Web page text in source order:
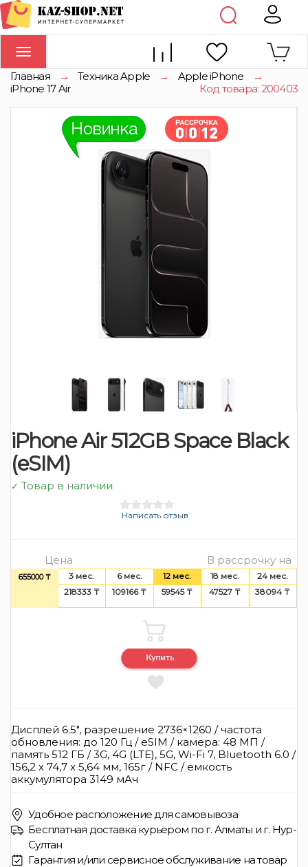
Toggle
navigation
Главная → Техника Apple → Apple iPhone
→
iPhone 17 Air
Код товара: 200403
iPhone Air 512GB Space Black
(eSIM)
✓ Товар в наличии
Написать отзыв
Цена В рассрочку на
655000 ₸ 3 мес. 6 мес. 12 мес. 18 мес.
24 мес.
218333 ₸
109166 ₸ 59545 ₸ 47527 ₸ 38094 ₸
Дисплей 6.5", разрешение 2736×1260 / частота
обновления: до 120 Гц / eSIM / камера: 48 МП /
память 512 ГБ / 3G, 4G (LTE), 5G, Wi-Fi 7, Bluetooth 6.0 /
156,2 x 74,7 x 5,64 мм, 165г / NFC / емкость
аккумулятора 3149 мАч
Удобное расположение для самовывоза
Бесплатная доставка курьером по г. Алматы и г. Нур-
Султан
Гарантия и/или сервисное обслуживание на товар